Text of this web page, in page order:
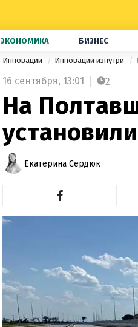
ЭКОНОМИКА БИЗНЕС
Инновации Инновации изнутри
16 сентября, 13:01 2
На
Екатерина Сердюк